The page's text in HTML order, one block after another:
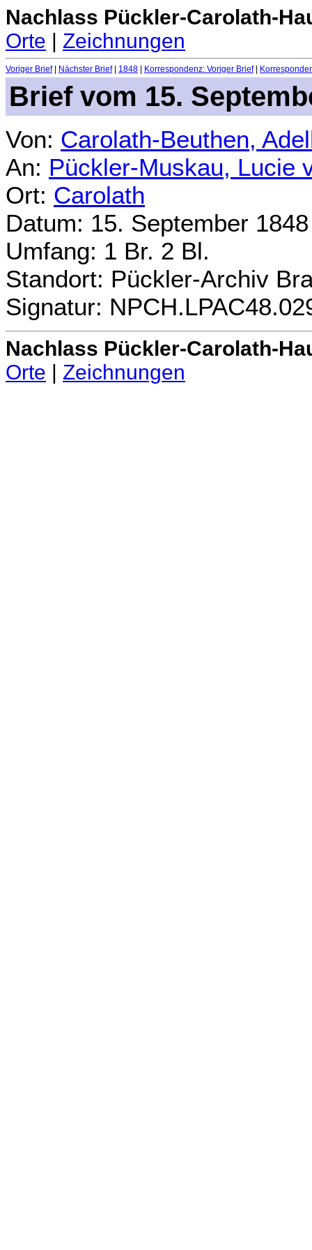
Nachlass Pückler-Carolath-
Orte | Zeichnungen
Voriger Brief| Nächster Brief| 1848 Korrespondenz: Voriger Brief|
Brief vom 15.
Von: Carolath-Beuthen,
An: Pückler-Muskau, Lucie
Ort: Carolath
Datum: 15. September 1848
Umfang: 1 Br. 2 Bl.
Standort: Pückler-Archiv
Signatur:
Nachlass Pückler-Carolath-
Orte
Zeichnungen